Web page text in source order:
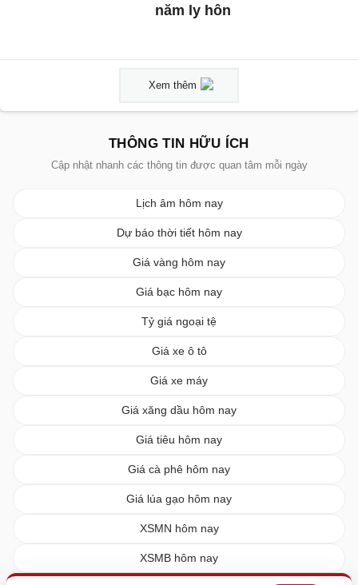
năm ly hôn
Xem thêm
THÔNG TIN HỮU ÍCH
Cập nhật nhanh các thông tin được quan tâm mỗi ngày
Lịch âm hôm nay
Dự báo thời tiết hôm nay
Giá vàng hôm nay
Giá bạc hôm nay
Tỷ giá ngoại tệ
Giá xe ô tô
Giá xe máy
Giá xăng dầu hôm nay
Giá tiêu hôm nay
Giá cà phê hôm nay
Giá lúa gạo hôm nay
XSMN hôm nay
XSMB hôm nay